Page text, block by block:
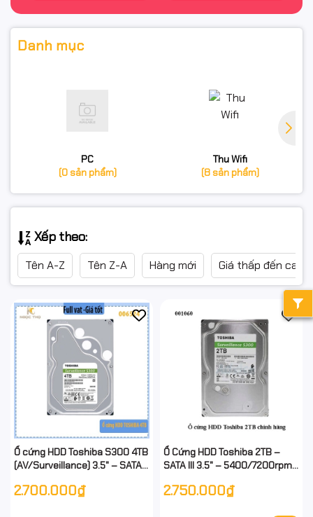
Danh mục
PC
(0 sản phẩm)
Thu Wifi
(8 sản phẩm)
Xếp theo:
Tên A-Z Tên Z-A Hàng mới Giá thấp đến cao
Ổ cứng HDD Toshiba S300 4TB
(AV/Surveillance) 3.5" – SATA
128/256MB – Chính hãng | Full
2.700.000₫
Ổ Cứng HDD Toshiba 2TB –
SATA III 3.5" – 5400/7200rpm
2.750.000₫